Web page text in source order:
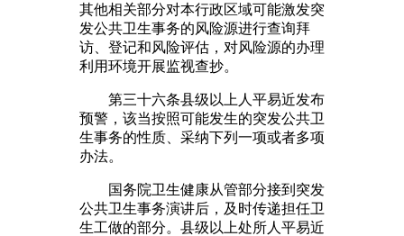
其他相关部分对本行政区域可能激发突
发公共卫生事务的风险源进行查询拜
访、登记和风险评估，对风险源的办理
利用环境开展监视查抄。
第三十六条县级以上人平易近发布
预警，该当按照可能发生的突发公共卫
生事务的性质、采纳下列一项或者多项
办法。
国务院卫生健康从管部分接到突发
公共卫生事务演讲后，及时传递担任卫
生工做的部分。县级以上处所人平易近